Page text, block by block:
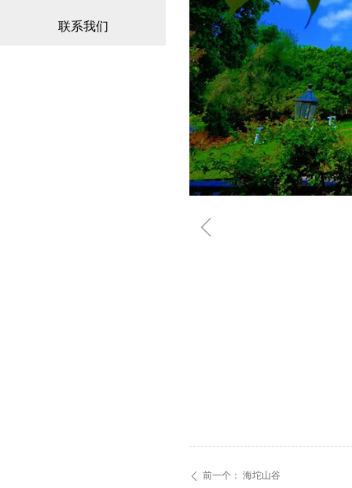
ꁆ
ꄴ 前一个： 海坨山谷
联系我们